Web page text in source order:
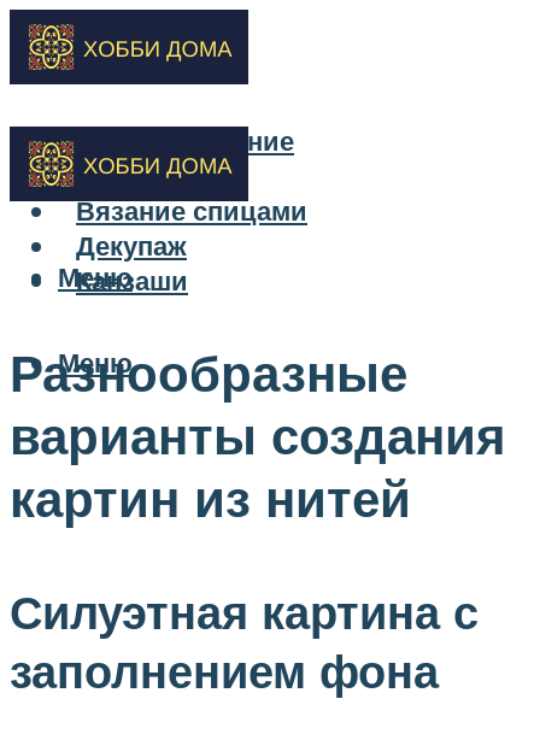
Бисероплетение
Вышивка
Вязание спицами
Декупаж
Канзаши
Меню
Меню
Разнообразные
варианты создания
картин из нитей
Силуэтная картина с
заполнением фона